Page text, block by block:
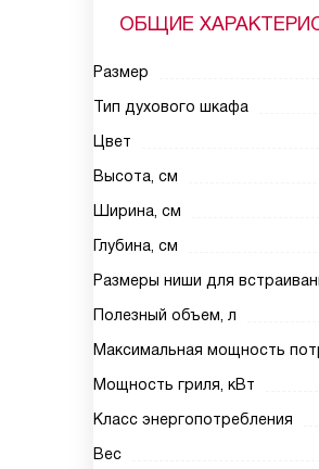
ОБЩИЕ
Размер
Тип духового шкафа
Цвет
Высота, см
Ширина, см
Глубина, см
Размеры ниши для
Полезный объем, л
Максимальная мощность
Мощность гриля, кВт
Класс энергопотребления
Вес